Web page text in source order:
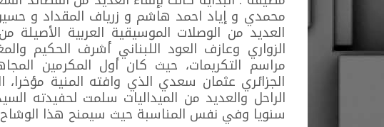
محمدي و إياد احمد هاشم و زرياف المقداد و
العديد من الوصلات الموسيقية العربية الأصيلة
الزواري وعازف العود اللبناني أشرف الحكيم
مراسم التكريمات، حيث كان أول المكرمين
الجزائري عثمان سعدي الذي وافته المنية
الراحل والعديد من الميداليات سلمت لحفيدته
سنويا وفي نفس المناسبة حيث سيمنح هذا